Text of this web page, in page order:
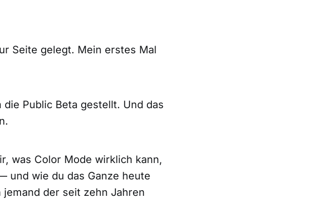
Seite gelegt. Mein erstes Mal
die Public Beta gestellt. Und das
was Color Mode wirklich kann,
und wie du das Ganze heute
der seit zehn Jahren